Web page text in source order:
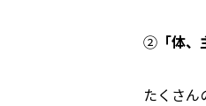
② 「体
たくさん